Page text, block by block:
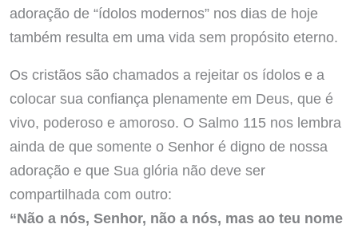
adoração de “ídolos modernos” nos dias de hoje
também resulta em uma vida sem propósito eterno.
Os cristãos são chamados a rejeitar os ídolos e a
colocar sua confiança plenamente em Deus, que é
vivo, poderoso e amoroso. O Salmo 115 nos lembra
ainda de que somente o Senhor é digno de nossa
adoração e que Sua glória não deve ser
compartilhada com outro:
“Não a nós, Senhor, não a nós, mas ao teu nome